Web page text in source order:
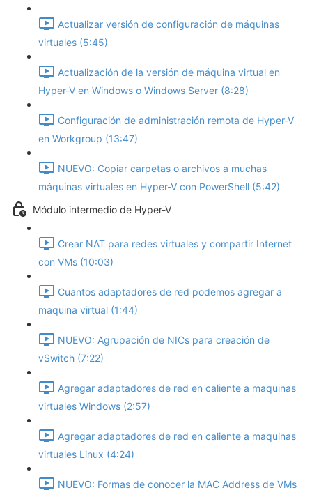
Actualizar versión de configuración de máquinas
virtuales (5:45)
Actualización de la versión de máquina virtual en
Hyper-V en Windows o Windows Server (8:28)
Configuración de administración remota de Hyper-V
en Workgroup (13:47)
NUEVO: Copiar carpetas o archivos a muchas
máquinas virtuales en Hyper-V con PowerShell (5:42)
Módulo intermedio de Hyper-V
Crear NAT para redes virtuales y compartir Internet
con VMs (10:03)
Cuantos adaptadores de red podemos agregar a
maquina virtual (1:44)
NUEVO: Agrupación de NICs para creación de
vSwitch (7:22)
Agregar adaptadores de red en caliente a maquinas
virtuales Windows (2:57)
Agregar adaptadores de red en caliente a maquinas
virtuales Linux (4:24)
NUEVO: Formas de conocer la MAC Address de VMs